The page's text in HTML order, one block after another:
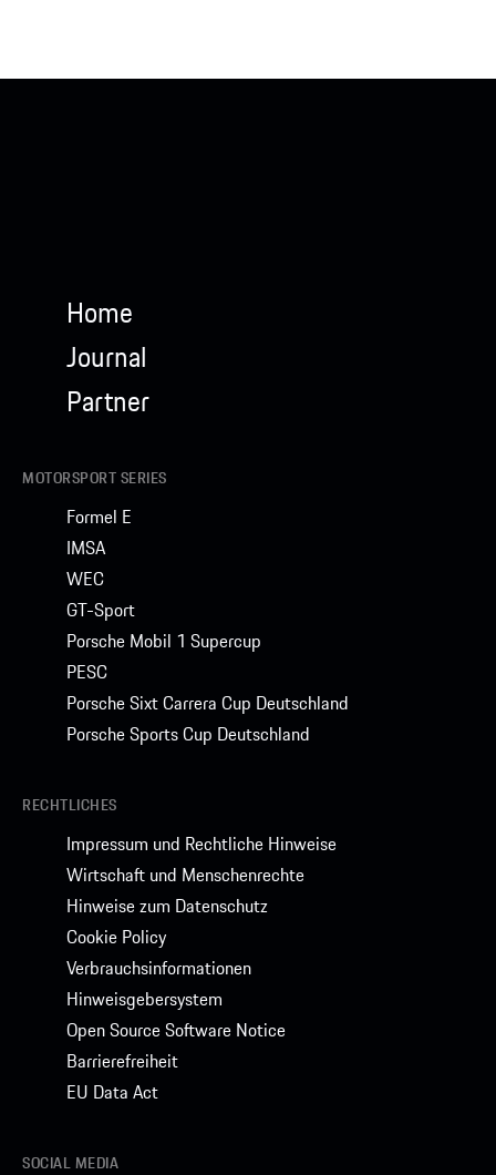
Home
Journal
Partner
MOTORSPORT SERIES
Formel E
IMSA
WEC
GT-Sport
Porsche Mobil 1 Supercup
PESC
Porsche Sixt Carrera Cup Deutschland
Porsche Sports Cup Deutschland
RECHTLICHES
Impressum und Rechtliche Hinweise
Wirtschaft und Menschenrechte
Hinweise zum Datenschutz
Cookie Policy
Verbrauchsinformationen
Hinweisgebersystem
Open Source Software Notice
Barrierefreiheit
EU Data Act
SOCIAL MEDIA